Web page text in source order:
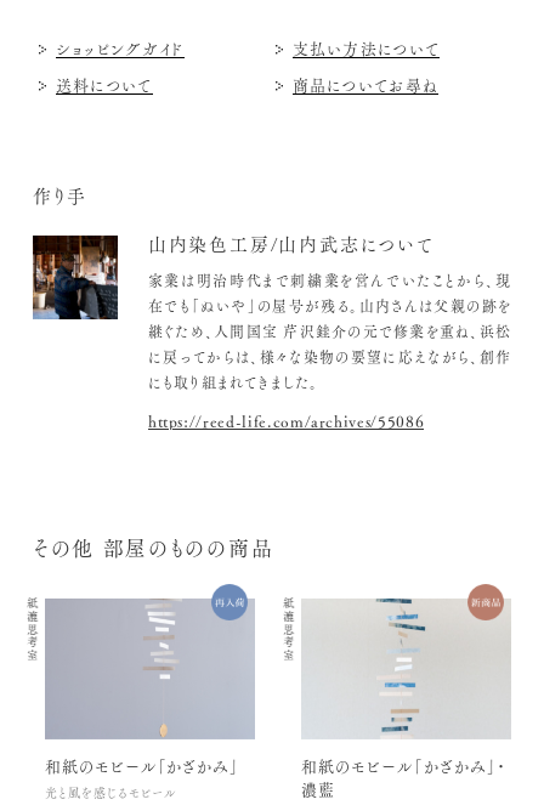
ショッピングガイド
支払い方法について
送料について
商品についてお尋ね
作り手
山内染色工房/山内武志について
家業は明治時代まで刺繍業を営んでいたことから、現
在でも「ぬいや」の屋号が残る。山内さんは父親の跡を
継ぐため、人間国宝 芹沢銈介の元で修業を重ね、浜松
に戻ってからは、様々な染物の要望に応えながら、創作
にも取り組まれてきました。
https://reed-life.com/archives/55086
その他 部屋のものの商品
紙漉思考室
和紙のモビール「かざかみ」
光と風を感じるモビール
紙漉思考室
和紙のモビール「かざかみ」・
濃藍